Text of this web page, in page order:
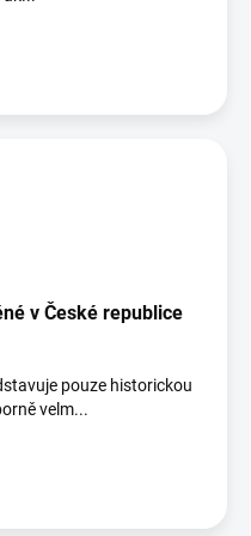
v České republice
pouze historickou
velm...